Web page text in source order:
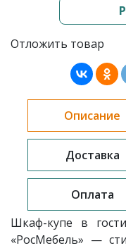
Отложить товар
Описание
Доставка
Оплата
Шкаф-купе в
«РосМебель» —